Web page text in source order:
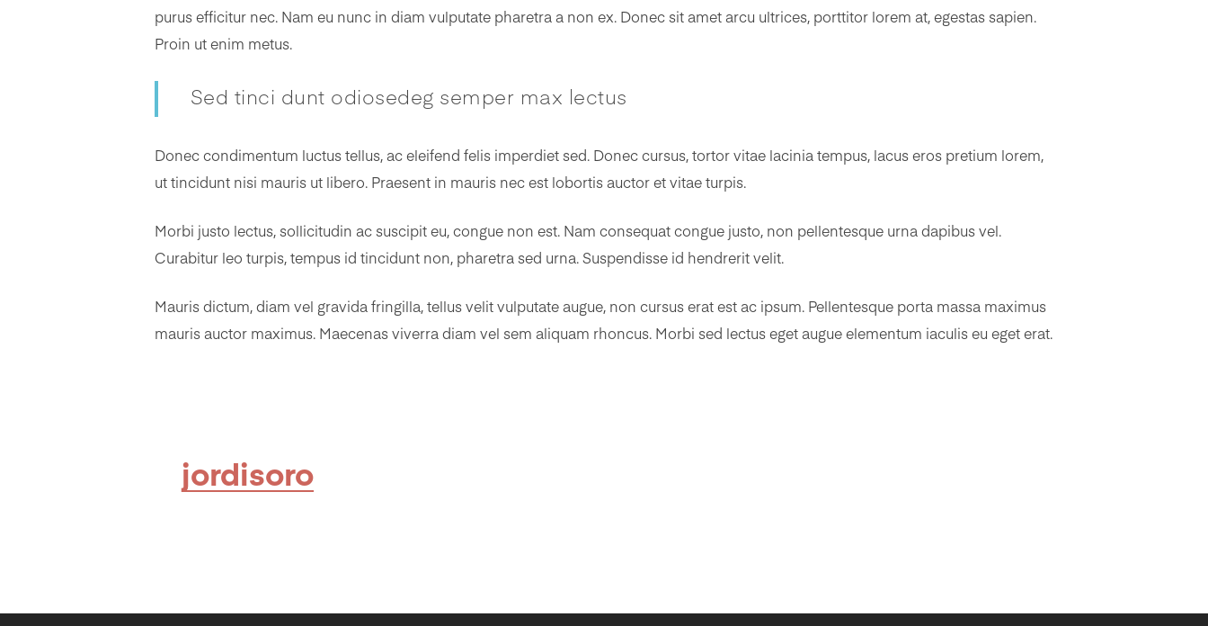
purus efficitur nec. Nam eu nunc in diam vulputate pharetra a non ex. Donec sit amet arcu ultrices, porttitor lorem at, egestas sapien.
Proin ut enim metus.
Sed tinci dunt odiosedeg semper max lectus
Donec condimentum luctus tellus, ac eleifend felis imperdiet sed. Donec cursus, tortor vitae lacinia tempus, lacus eros pretium lorem,
ut tincidunt nisi mauris ut libero. Praesent in mauris nec est lobortis auctor et vitae turpis.
Morbi justo lectus, sollicitudin ac suscipit eu, congue non est. Nam consequat congue justo, non pellentesque urna dapibus vel.
Curabitur leo turpis, tempus id tincidunt non, pharetra sed urna. Suspendisse id hendrerit velit.
Mauris dictum, diam vel gravida fringilla, tellus velit vulputate augue, non cursus erat est ac ipsum. Pellentesque porta massa maximus
mauris auctor maximus. Maecenas viverra diam vel sem aliquam rhoncus. Morbi sed lectus eget augue elementum iaculis eu eget erat.
jordisoro